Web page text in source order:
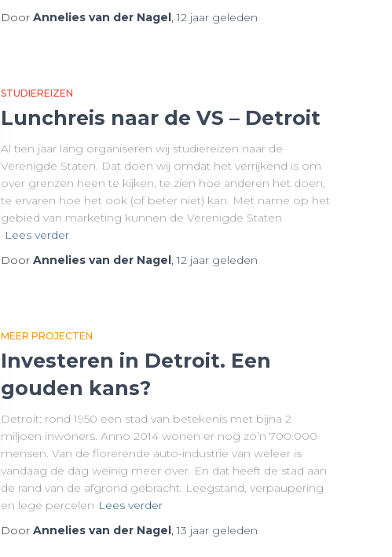
Door Annelies van der Nagel,12 jaar geleden
STUDIEREIZEN
Lunchreis naar de VS – Detroit
Al tien jaar lang organiseren wij studiereizen naar de
Verenigde Staten. Dat doen wij omdat het verrijkend is om
over grenzen heen te kijken, te zien hoe anderen het doen,
te ervaren hoe het ook (of beter niet) kan. Met name op het
gebied van marketing kunnen de Verenigde Staten
Lees verder
Door Annelies van der Nagel,12 jaar geleden
MEER PROJECTEN
Investeren in Detroit. Een
gouden kans?
Detroit: rond 1950 een stad van betekenis met bijna 2
miljoen inwoners. Anno 2014 wonen er nog zo’n 700.000
mensen. Van de florerende auto-industrie van weleer is
vandaag de dag weinig meer over. En dat heeft de stad aan
de rand van de afgrond gebracht. Leegstand, verpaupering
en lege percelen Lees verder
Door Annelies van der Nagel,13 jaar geleden